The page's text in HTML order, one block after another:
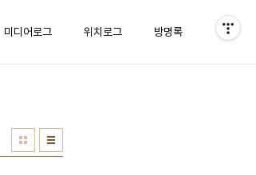
미디어로그 위치로그 방명록